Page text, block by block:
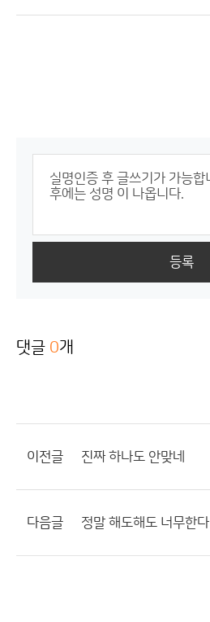
등록
댓글 0개
이전글 진짜 하나도 안맞네
다음글 정말 해도해도 너무한다